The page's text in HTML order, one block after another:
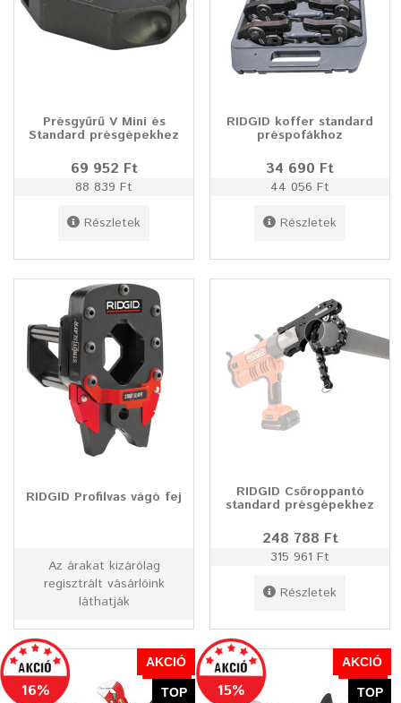
Présgyűrű V Mini és
Standard présgépekhez
69 952 Ft
88 839 Ft
Részletek
RIDGID koffer standard
préspofákhoz
34 690 Ft
44 056 Ft
Részletek
RIDGID Profilvas vágó fej
Az árakat kizárólag
regisztrált vásárlóink
láthatják
RIDGID Csőroppantó
standard présgépekhez
248 788 Ft
315 961 Ft
Részletek
16%
AKCIÓ
TOP 15%
AKCIÓ
TOP